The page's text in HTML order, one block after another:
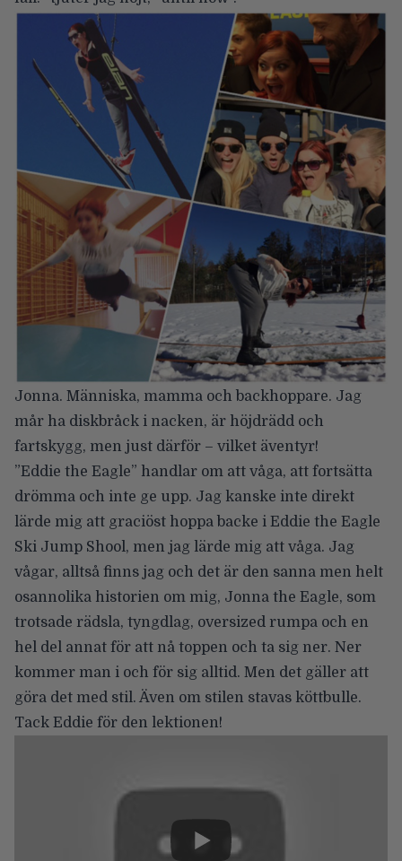
Jonna. Människa, mamma och backhoppare. Jag
mår ha diskbråck i nacken, är höjdrädd och
fartskygg, men just därför – vilket äventyr!
”Eddie the Eagle” handlar om att våga, att fortsätta
drömma och inte ge upp. Jag kanske inte direkt
lärde mig att graciöst hoppa backe i Eddie the Eagle
Ski Jump Shool, men jag lärde mig att våga. Jag
vågar, alltså finns jag och det är den sanna men helt
osannolika historien om mig, Jonna the Eagle, som
trotsade rädsla, tyngdlag, oversized rumpa och en
hel del annat för att nå toppen och ta sig ner. Ner
kommer man i och för sig alltid. Men det gäller att
göra det med stil. Även om stilen stavas köttbulle.
Tack Eddie för den lektionen!